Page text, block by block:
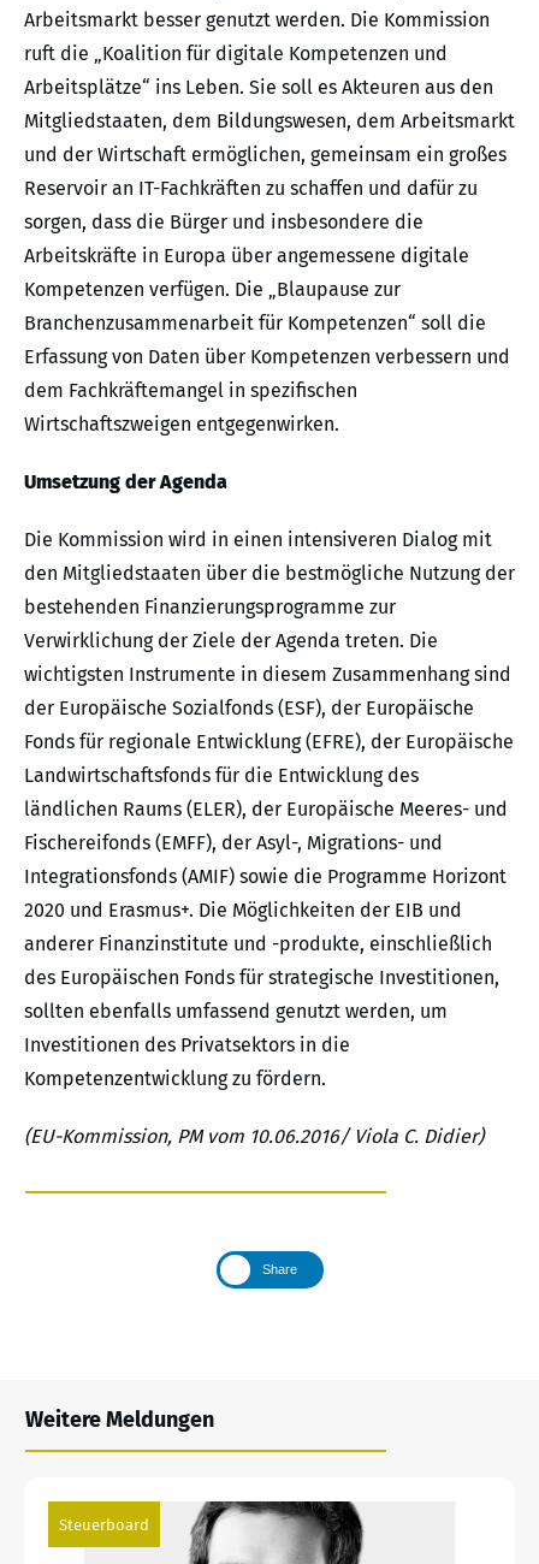
Arbeitsmarkt besser genutzt werden. Die Kommission
ruft die „Koalition für digitale Kompetenzen und
Arbeitsplätze“ ins Leben. Sie soll es Akteuren aus den
Mitgliedstaaten, dem Bildungswesen, dem Arbeitsmarkt
und der Wirtschaft ermöglichen, gemeinsam ein großes
Reservoir an IT-Fachkräften zu schaffen und dafür zu
sorgen, dass die Bürger und insbesondere die
Arbeitskräfte in Europa über angemessene digitale
Kompetenzen verfügen. Die „Blaupause zur
Branchenzusammenarbeit für Kompetenzen“ soll die
Erfassung von Daten über Kompetenzen verbessern und
dem Fachkräftemangel in spezifischen
Wirtschaftszweigen entgegenwirken.
Umsetzung der Agenda
Die Kommission wird in einen intensiveren Dialog mit
den Mitgliedstaaten über die bestmögliche Nutzung der
bestehenden Finanzierungsprogramme zur
Verwirklichung der Ziele der Agenda treten. Die
wichtigsten Instrumente in diesem Zusammenhang sind
der Europäische Sozialfonds (ESF), der Europäische
Fonds für regionale Entwicklung (EFRE), der Europäische
Landwirtschaftsfonds für die Entwicklung des
ländlichen Raums (ELER), der Europäische Meeres- und
Fischereifonds (EMFF), der Asyl-, Migrations- und
Integrationsfonds (AMIF) sowie die Programme Horizont
2020 und Erasmus+. Die Möglichkeiten der EIB und
anderer Finanzinstitute und -produkte, einschließlich
des Europäischen Fonds für strategische Investitionen,
sollten ebenfalls umfassend genutzt werden, um
Investitionen des Privatsektors in die
Kompetenzentwicklung zu fördern.
(EU-Kommission, PM vom 10.06.2016/ Viola C. Didier)
Share
Weitere Meldungen
Steuerboard